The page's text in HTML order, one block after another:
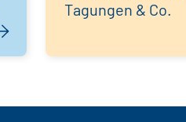
Tagungen & Co.